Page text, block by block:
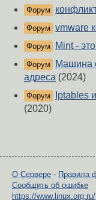
Форум
Форум vmware
Форум Mint -
Форум
Машина
адреса (2024)
Форум
Iptables
(2020)
О Сервере - Правила
Сообщить об ошибке
https://www.linux.org.ru/